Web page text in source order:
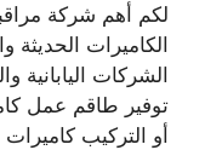
لكم أهم شركة
الكاميرات
الشركات اليابانية
توفير طاقم عمل
أو التركيب